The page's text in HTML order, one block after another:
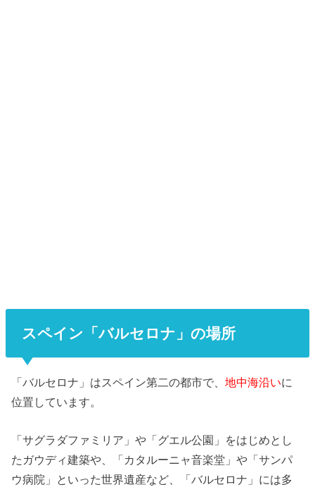
スペイン「バルセロナ」の場所
「バルセロナ」はスペイン第二の都市で、地中海沿いに
位置しています。
「サグラダファミリア」や「グエル公園」をはじめとし
たガウディ建築や、「カタルーニャ音楽堂」や「サンパ
ウ病院」といった世界遺産など、「バルセロナ」には多